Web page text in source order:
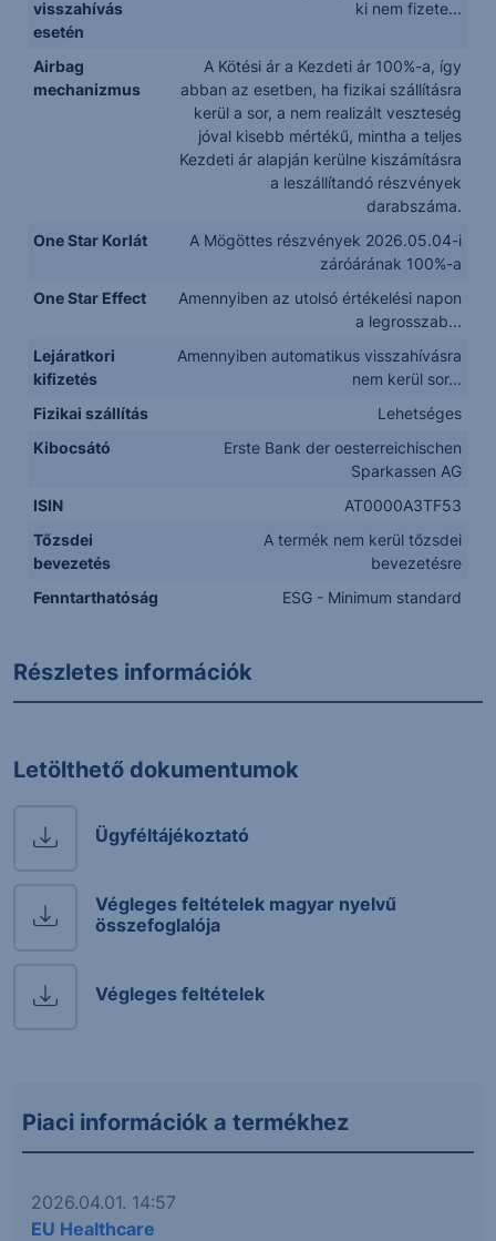
visszahívás
esetén
ki nem fizete...
Airbag
mechanizmus
A Kötési ár a Kezdeti ár 100%-a, így
abban az esetben, ha fizikai szállításra
kerül a sor, a nem realizált veszteség
jóval kisebb mértékű, mintha a teljes
Kezdeti ár alapján kerülne kiszámításra
a leszállítandó részvények
darabszáma.
One Star Korlát
A Mögöttes részvények 2026.05.04-i
záróárának 100%-a
One Star Effect
Amennyiben az utolsó értékelési napon
a legrosszab...
Lejáratkori
kifizetés
Amennyiben automatikus visszahívásra
nem kerül sor...
Fizikai szállítás
Lehetséges
Kibocsátó
Erste Bank der oesterreichischen
Sparkassen AG
ISIN
AT0000A3TF53
Tőzsdei
bevezetés
A termék nem kerül tőzsdei
bevezetésre
Fenntarthatóság
ESG - Minimum standard
Részletes információk
Letölthető dokumentumok
Ügyféltájékoztató
Végleges feltételek magyar nyelvű
összefoglalója
Végleges feltételek
Piaci információk a termékhez
2026.04.01. 14:57
EU Healthcare